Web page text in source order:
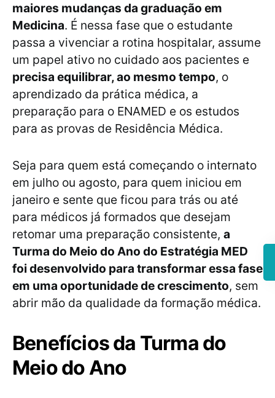
maiores mudanças da graduação em
Medicina. É nessa fase que o estudante
passa a vivenciar a rotina hospitalar, assume
um papel ativo no cuidado aos pacientes e
precisa equilibrar, ao mesmo tempo, o
aprendizado da prática médica, a
preparação para o ENAMED e os estudos
para as provas de Residência Médica.
Seja para quem está começando o internato
em julho ou agosto, para quem iniciou em
janeiro e sente que ficou para trás ou até
para médicos já formados que desejam
retomar uma preparação consistente, a
Turma do Meio do Ano do Estratégia MED
foi desenvolvido para transformar essa fase
em uma oportunidade de crescimento, sem
abrir mão da qualidade da formação médica.
Benefícios da Turma do
Meio do Ano